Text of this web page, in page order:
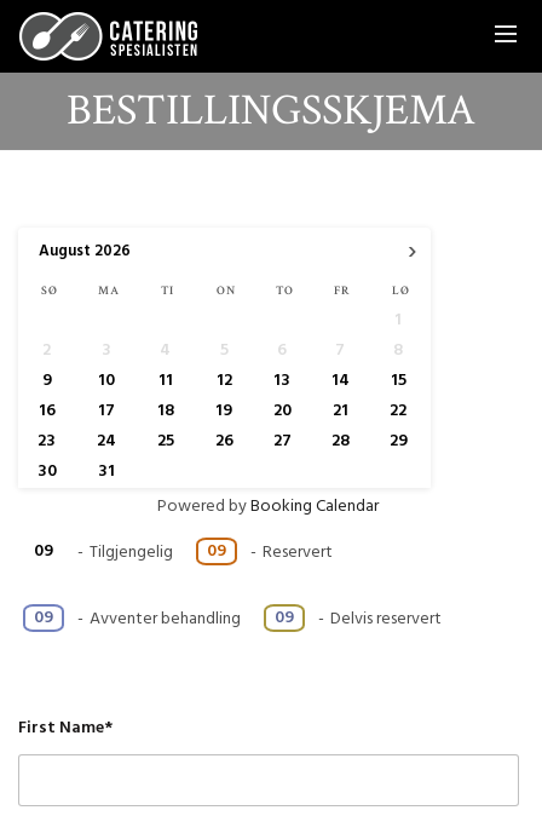
BESTILLINGSSKJEMA
›
August 2026
SØ MA TI ON TO FR LØ
1
2
3 4 5 6 7
8
9
10 11 12 13 14
15
16
17 18 19 20 21
22
23
24 25 26 27 28
29
30
31
Powered byBooking Calendar
09
- Tilgjengelig 09 - Reservert
09 - Avventer behandling ·
09 - Delvis reservert
First Name*